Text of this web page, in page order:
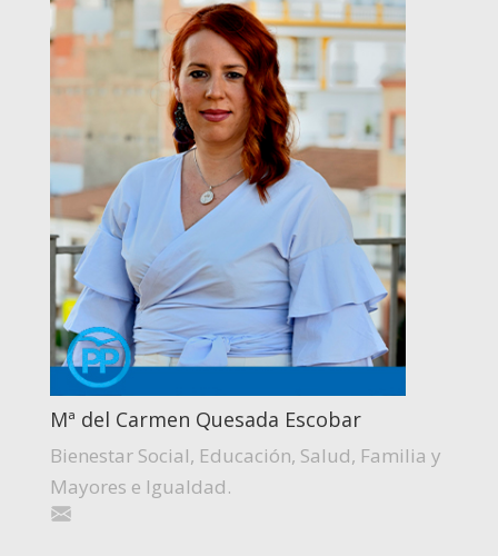
Mª del Carmen Quesada Escobar
Bienestar Social, Educación, Salud, Familia y
Mayores e Igualdad.